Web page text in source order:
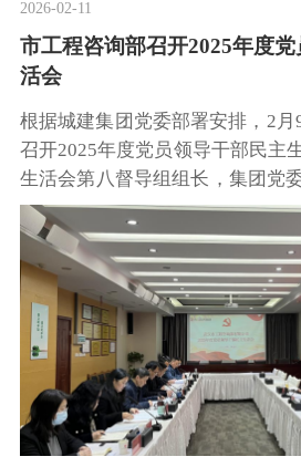
2026-02-11
市工程咨询部召开2025年度
活会
根据城建集团党委部署安排，2
召开2025年度党员领导干部民主
生活会第八督导组组长，集团党
会指导并讲话，集团综合管理部
导。公司党委书记、董事长施浩
公司党委对开好这次民主生活会
班子成员通过党委理论中心组学
党的二十届四中全会精神和习近
讲话精神开展交流研讨，广泛征
谈心谈话，全面深入查摆问题，
剖析，认真撰写检查材料，